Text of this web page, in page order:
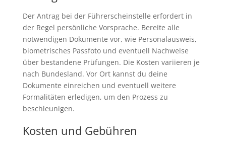
Der Antrag bei der Führerscheinstelle erfordert in
der Regel persönliche Vorsprache. Bereite alle
notwendigen Dokumente vor, wie Personalausweis,
biometrisches Passfoto und eventuell Nachweise
über bestandene Prüfungen. Die Kosten variieren je
nach Bundesland. Vor Ort kannst du deine
Dokumente einreichen und eventuell weitere
Formalitäten erledigen, um den Prozess zu
beschleunigen.
Kosten und Gebühren